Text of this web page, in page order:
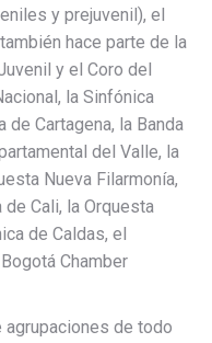
y prejuvenil), el
hace parte de la
y el Coro del
la Sinfónica
de Cartagena, la Banda
del Valle, la
Nueva Filarmonía,
Cali, la Orquesta
de Caldas, el
Chamber
de todo